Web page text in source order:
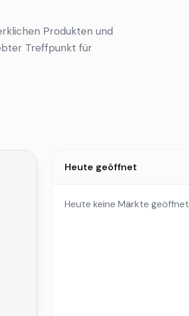
Produkten und
Treffpunkt für
Heute geöffnet
Heute keine Märkte geöffnet